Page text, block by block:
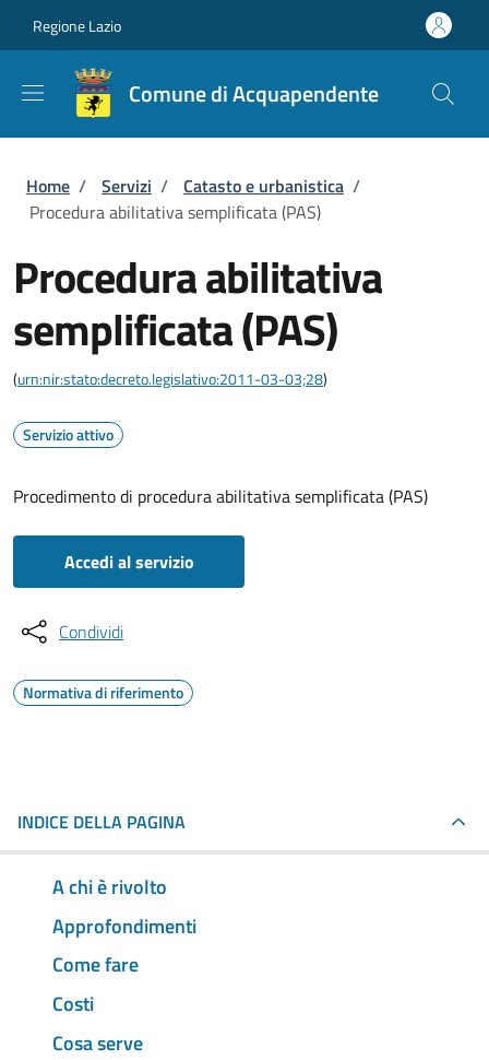
Regione Lazio
Comune di Acquapendente
Briciole di pane
Home / Servizi / Catasto e urbanistica /
Procedura abilitativa semplificata (PAS)
Procedura abilitativa
semplificata (PAS)
(urn:nir:stato:decreto.legislativo:2011-03-03;28)
Servizio attivo
Procedimento di procedura abilitativa semplificata (PAS)
Accedi al servizio
Condividi
Normativa di riferimento
INDICE DELLA PAGINA
A chi è rivolto
Approfondimenti
Come fare
Costi
Cosa serve